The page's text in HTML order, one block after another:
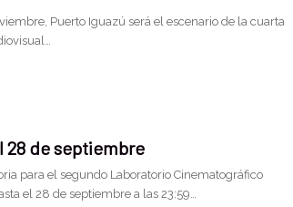
Puerto Iguazú será el escenario de la cuarta
28 de septiembre
para el segundo Laboratorio Cinematográfico
el 28 de septiembre a las 23:59…